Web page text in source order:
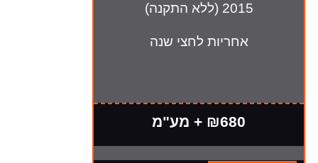
2015 (ללא התקנה)
אחריות לחצי שנה
₪680 + מע"מ